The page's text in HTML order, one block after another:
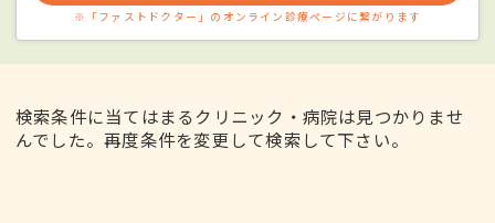
※「ファストドクター」のオンライン診療ページに繋がります
検索条件に当てはまるクリニック・病院は見つかりませ
んでした。再度条件を変更して検索して下さい。